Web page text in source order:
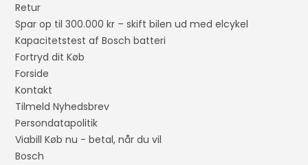
Retur
Spar op til 300.000 kr – skift bilen ud med elcykel
Kapacitetstest af Bosch batteri
Fortryd dit Køb
Forside
Kontakt
Tilmeld Nyhedsbrev
Persondatapolitik
Viabill Køb nu - betal, når du vil
Bosch